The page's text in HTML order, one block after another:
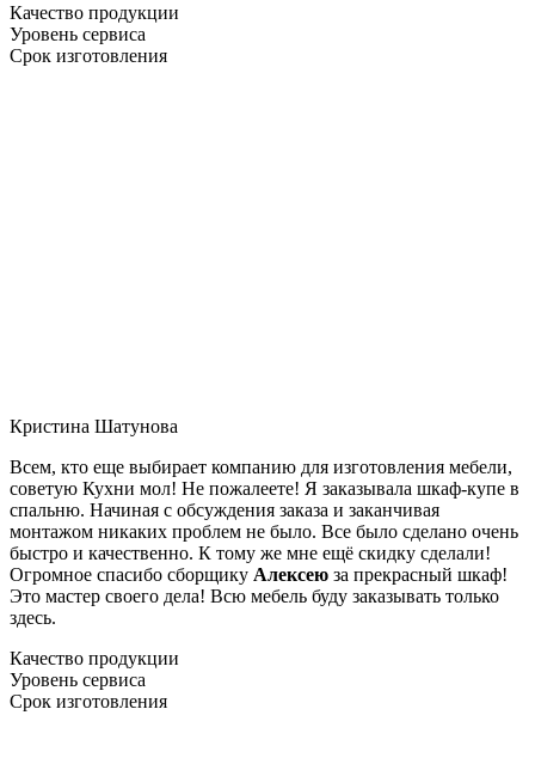
Качество продукции
Уровень сервиса
Срок изготовления
Кристина Шатунова
Всем, кто еще выбирает компанию для изготовления мебели,
советую Кухни мол! Не пожалеете! Я заказывала шкаф-купе в
спальню. Начиная с обсуждения заказа и заканчивая
монтажом никаких проблем не было. Все было сделано очень
быстро и качественно. К тому же мне ещё скидку сделали!
Огромное спасибо сборщику Алексею за прекрасный шкаф!
Это мастер своего дела! Всю мебель буду заказывать только
здесь.
Качество продукции
Уровень сервиса
Срок изготовления